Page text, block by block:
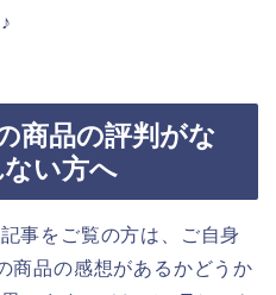
商品の評判がな
い方へ
事をご覧の方は、ご自身
商品の感想があるかどうか